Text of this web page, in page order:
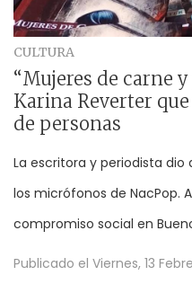
CULTURA
“Mujeres de carne
Karina Reverter
de personas
La escritora y periodista
los micrófonos de NacPop.
compromiso social en
Publicado el Viernes, 13